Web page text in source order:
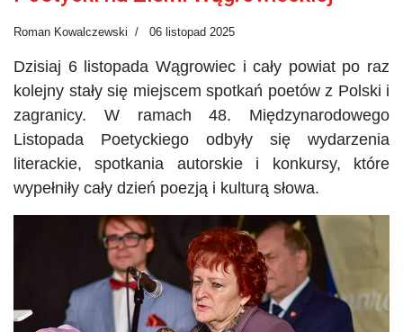
Roman Kowalczewski 06 listopad 2025
Dzisiaj 6 listopada Wągrowiec i cały powiat po raz
kolejny stały się miejscem spotkań poetów z Polski i
zagranicy. W ramach 48. Międzynarodowego
Listopada Poetyckiego odbyły się wydarzenia
literackie, spotkania autorskie i konkursy, które
wypełniły cały dzień poezją i kulturą słowa.